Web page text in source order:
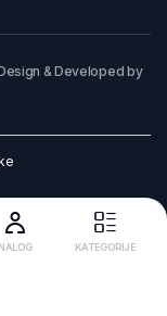
& Developed by
NALOG KATEGORIJE